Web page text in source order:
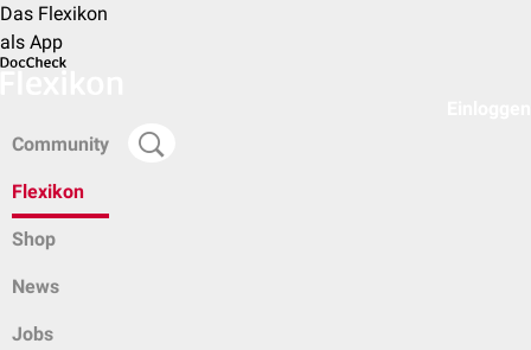
Das Flexikon
als App
Community
Flexikon
Shop
News
Jobs